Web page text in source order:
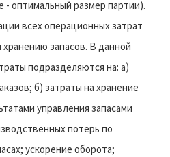
- оптимальный размер партии).
всех операционных затрат
запасов. В данной
подразделяются на: а)
б) затраты на хранение
управления запасами
потерь по
ускорение оборота;